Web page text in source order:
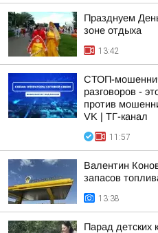
Празднуем
зоне отдыха
13:42
СТОП-
разговоров -
против
VK | ТГ-канал
11:57
Валентин
запасов
13:38
Парад детских